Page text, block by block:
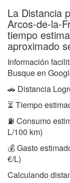
La Distancia
Arcos-de-la-
tiempo
aproximado
Información
Busque en
🚗 Distancia
⏳ Tiempo
⛽ Consumo
L/100 km)
💰 Gasto
€/L)
Calculando